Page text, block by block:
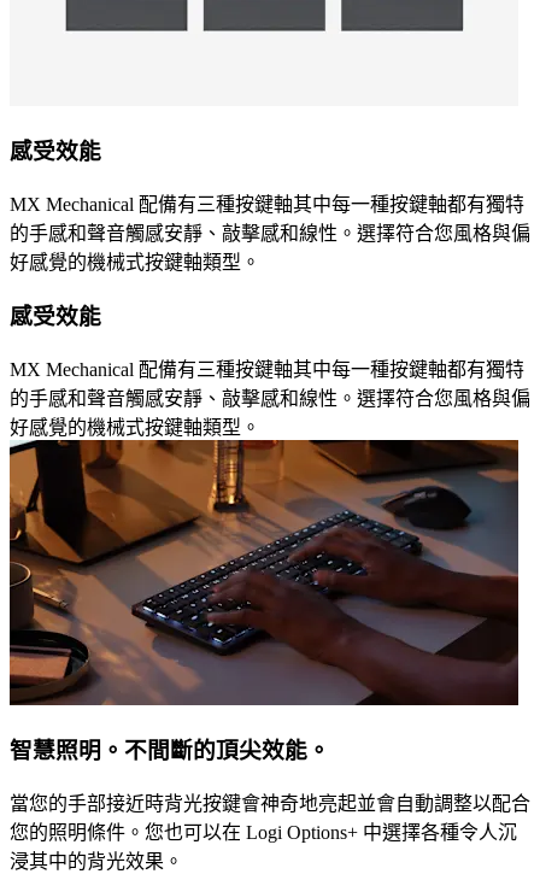
感受效能
MX Mechanical 配備有三種按鍵軸其中每一種按鍵軸都有獨特
的手感和聲音觸感安靜、敲擊感和線性。選擇符合您風格與偏
好感覺的機械式按鍵軸類型。
感受效能
MX Mechanical 配備有三種按鍵軸其中每一種按鍵軸都有獨特
的手感和聲音觸感安靜、敲擊感和線性。選擇符合您風格與偏
好感覺的機械式按鍵軸類型。
智慧照明。不間斷的頂尖效能。
當您的手部接近時背光按鍵會神奇地亮起並會自動調整以配合
您的照明條件。您也可以在 Logi Options+ 中選擇各種令人沉
浸其中的背光效果。